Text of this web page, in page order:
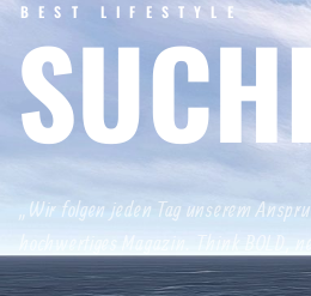
BEST LIFESTYLE
„Wir folgen jeden Tag unserem
hochwertiges Magazin. Think BOLD,